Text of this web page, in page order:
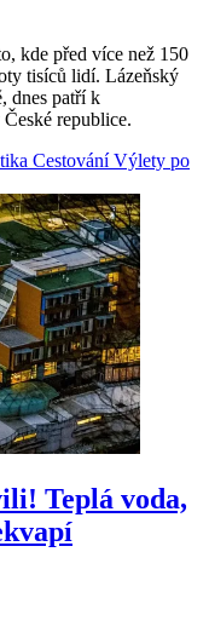
kde před více než 150
tisíců lidí. Lázeňský
dnes patří k
republice.
CestováníVýlety po
Teplá voda,